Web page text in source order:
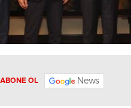
ABONE OL News